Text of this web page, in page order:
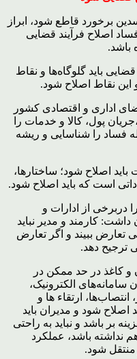
برخورد قاطع شود، ابراز
اصلاح فرآیند قضایی
باشد.
باید گلوگاه‌ها و نقاط
این نقاط اصلاح شود.
اداری و اقتصادی کشور
پول، کالا و خدمات را
فساد را شناسایی و ریشه
اصلاح شود؛ ساختارها،
است که باید اصلاح شود.
دربرخی از ادارات و
داشت: کارمند و مدیر نباید
ببیند و اگر تعارض
ترجیح دهد.
و کاغذ در حد ممکن در
سامانه‌های الکترونیک،
ارتقاء ها و
اصلاح شود و مدیران باید
بر باشد و نباید به راحتی
نداشته باشد، عملکرد
منتقل شود.